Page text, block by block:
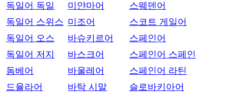
독일어 독일
독일어 스위스
독일어 오스
독일어 저지
돔베어
드율라어
미얀마어
미조어
바슈키르어
바스크어
바울레어
바탁 시말
스웨덴어
스코트 게일어
스페인어
스페인어 스페인
스페인어 라틴
슬로바키아어